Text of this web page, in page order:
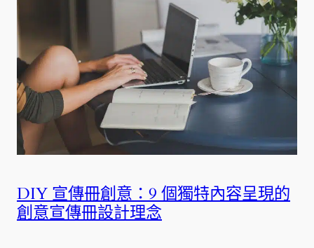
DIY 宣傳冊創意：9 個獨特內容呈現的
創意宣傳冊設計理念